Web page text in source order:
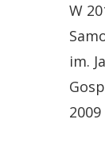
W
im.